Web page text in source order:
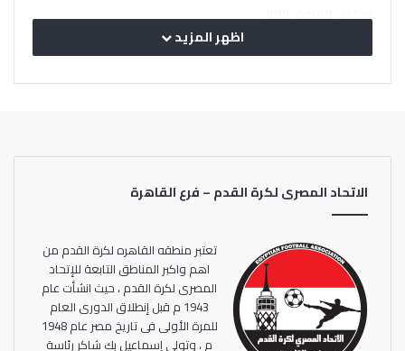
وجاءت اللائحة كالتالي
اظهر المزيد
الاتحاد المصرى لكرة القدم – فرع القاهرة
تعتبر منطقه القاهره لكرة القدم من
اهم واكبر المناطق التابعة للإتحاد
المصرى لكرة القدم ، حيث انشأت عام
1943 م قبل إنطلاق الدورى العام
للمرة الأولى فى تاريخ مصر عام 1948
م ، وتولى إسماعيل بك شاكر رئاسة